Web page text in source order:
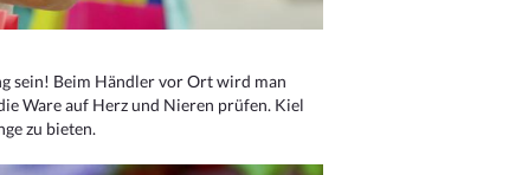
sein! Beim Händler vor Ort wird man
Ware auf Herz und Nieren prüfen. Kiel
zu bieten.